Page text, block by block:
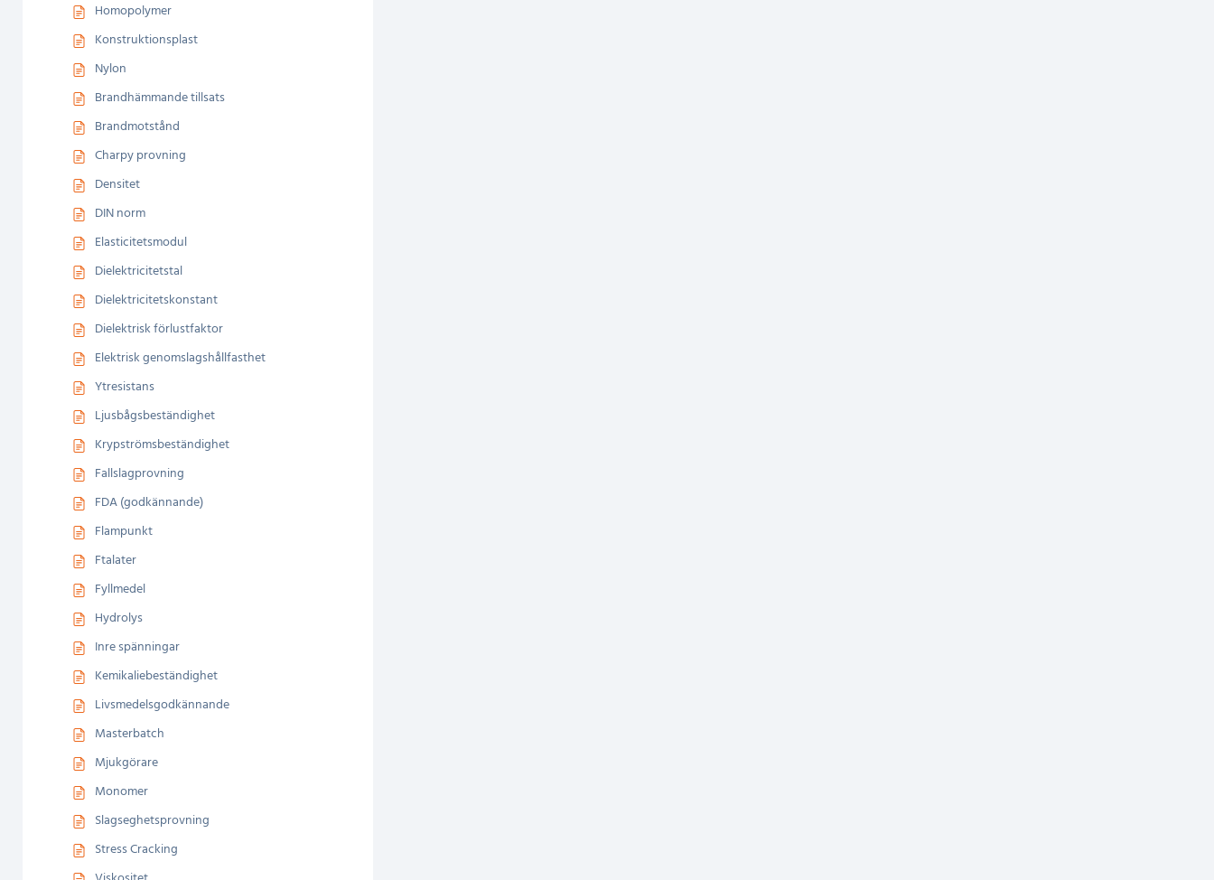
Homopolymer
Konstruktionsplast
Nylon
Brandhämmande tillsats
Brandmotstånd
Charpy provning
Densitet
DIN norm
Elasticitetsmodul
Dielektricitetstal
Dielektricitetskonstant
Dielektrisk förlustfaktor
Elektrisk genomslagshållfasthet
Ytresistans
Ljusbågsbeständighet
Krypströmsbeständighet
Fallslagprovning
FDA (godkännande)
Flampunkt
Ftalater
Fyllmedel
Hydrolys
Inre spänningar
Kemikaliebeständighet
Livsmedelsgodkännande
Masterbatch
Mjukgörare
Monomer
Slagseghetsprovning
Stress Cracking